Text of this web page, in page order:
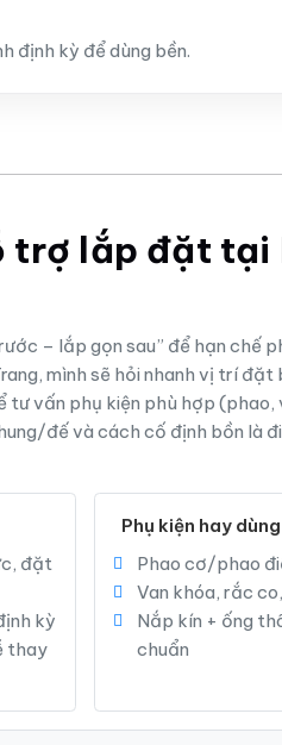
định kỳ để dùng bền.
trợ lắp đặt tại
– lắp gọn sau” để hạn chế
mình sẽ hỏi nhanh vị trí đặt
tư vấn phụ kiện phù hợp (phao,
đế và cách cố định bồn là
đặt
kỳ
thay
Phụ kiện hay dùng
Phao cơ/phao
Van khóa, rắc
Nắp kín + ống
chuẩn